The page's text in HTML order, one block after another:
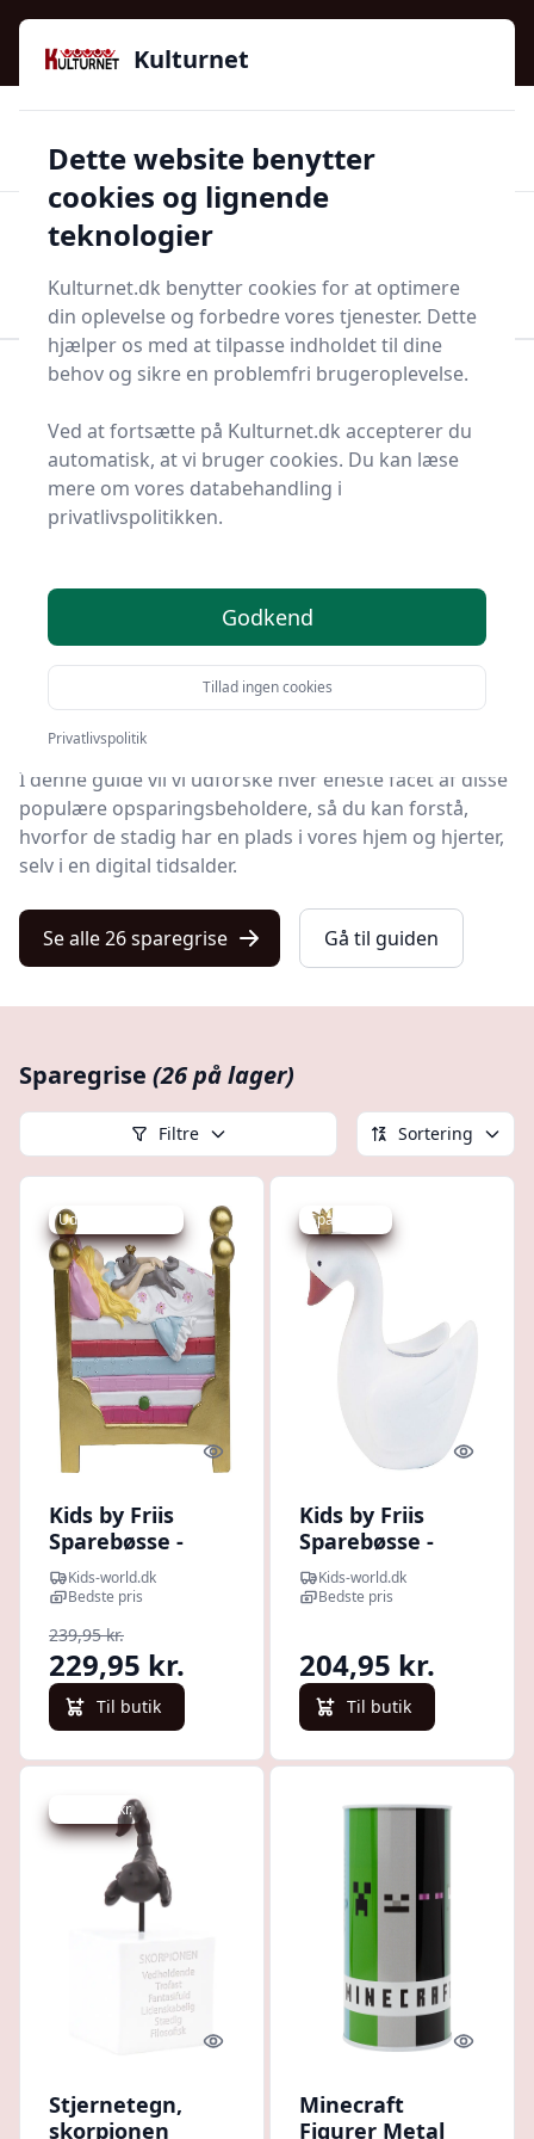
Kulturnet - Alt Det Gode I Livet | Din Kulturguide Siden
2016
97 kategorier 👍Kun godkendte butikker
Start søgning
Bolig og indretning
Sparegrise - 26 på lager
langt tilbage i historien.
Sparegrisen er ikke blot en simpel genstand til
opsparing, men et symbol på økonomisk dannelse,
I denne guide vil vi udforske hver eneste facet af disse
populære opsparingsbeholdere, så du kan forstå,
hvorfor de stadig har en plads i vores hjem og hjerter,
selv i en digital tidsalder.
Se alle 26 sparegrise Gå til guiden
Sparegrise (26 på lager)
Filtre Sortering
Udsalg - spar 7 %
Quick look
Kids by Friis
Sparebøsse -
15x14x7,5 -
Prinsessen På
Kids-world.dk
Bedste pris
239,95 kr.
229,95 kr.
Til butik
Spar -25 kr.
Quick
Kids by Friis
Sparebøsse -
15x12x8 - Den
Grimme Ælling
Kids-world.dk
Bedste pris
204,95 kr.
Til butik
Spar -30 kr.
Quick look
Stjernetegn,
skorpionen
Quick
Minecraft
Figurer Metal
Kulturnet
Dette website benytter
cookies og lignende
teknologier
Kulturnet.dk benytter cookies for at optimere
din oplevelse og forbedre vores tjenester. Dette
hjælper os med at tilpasse indholdet til dine
behov og sikre en problemfri brugeroplevelse.
Ved at fortsætte på Kulturnet.dk accepterer du
automatisk, at vi bruger cookies. Du kan læse
mere om vores databehandling i
privatlivspolitikken.
Godkend
Tillad ingen cookies
Privatlivspolitik